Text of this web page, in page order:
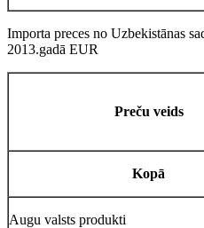
Importa preces no Uzbekistānas
2013.gadā EUR
Preču veids
Kopā
Augu valsts produkti